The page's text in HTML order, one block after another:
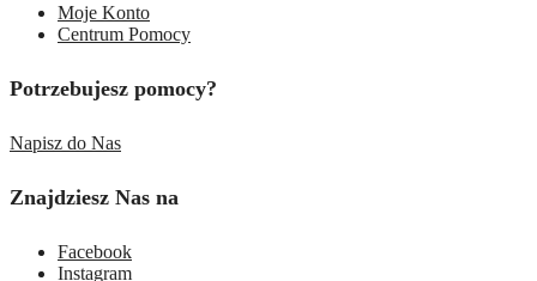
Moje Konto
Centrum Pomocy
Potrzebujesz pomocy?
Napisz do Nas
Znajdziesz Nas na
Facebook
Instagram